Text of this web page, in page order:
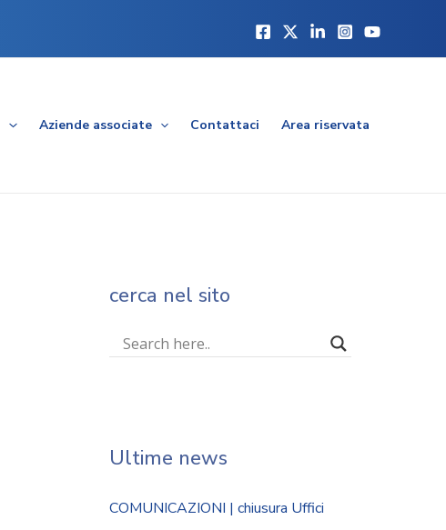
Aziende associate Contattaci Area riservata
cerca nel sito
Ultime news
COMUNICAZIONI | chiusura Uffici